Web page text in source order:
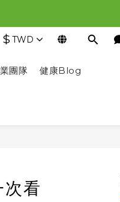
$ TWD
團隊 健康Blog
看